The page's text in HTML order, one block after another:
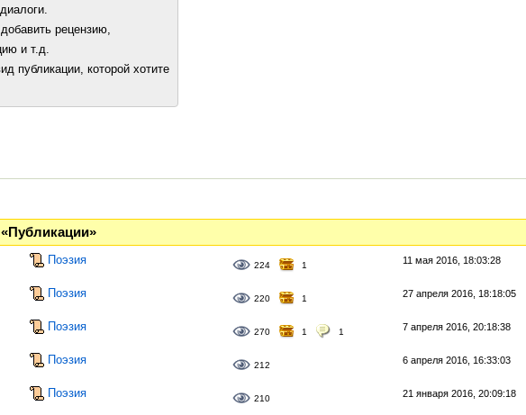
рецензию,
и т.д.
публикации, которой хотите
Поэзия 224 1 11 мая 2016, 18:03:28
Поэзия 220 1 27 апреля 2016, 18:18:05
Поэзия 270 1 1 7 апреля 2016, 20:18:38
Поэзия 212 6 апреля 2016, 16:33:03
Поэзия 210 21 января 2016, 20:09:18